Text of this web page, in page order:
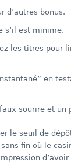
d’autres bonus.
s’il est minime.
les titres pour
en
sourire et un
le seuil de
fin où le